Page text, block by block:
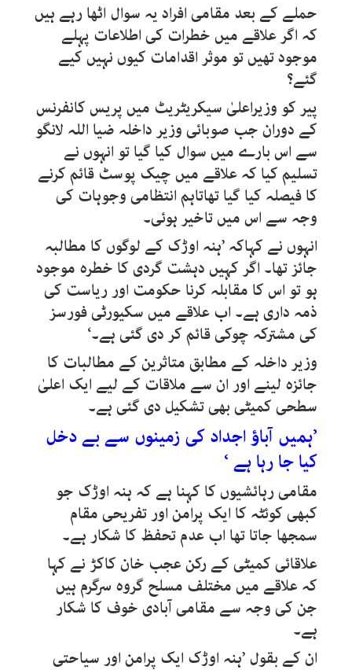
حملے کے بعد مقامی افراد یہ سوال اٹھا رہے ہیں
کہ اگر علاقے میں خطرات کی اطلاعات پہلے
موجود تھیں تو موثر اقدامات کیوں نہیں کیے
گئے؟
پیر کو وزیراعلیٰ سیکریٹریٹ میں پریس کانفرنس
کے دوران جب صوبائی وزیر داخلہ ضیا اللہ لانگو
سے اس بارے میں سوال کیا گیا تو انہوں نے
تسلیم کیا کہ علاقے میں چیک پوسٹ قائم کرنے
کا فیصلہ کیا گیا تھاتاہم انتظامی وجوہات کی
وجہ سے اس میں تاخیر ہوئی۔
انہوں نے کہاکہ ’ہنہ اوڑک کے لوگوں کا مطالبہ
جائز تھا۔ اگر کہیں دہشت گردی کا خطرہ موجود
ہو تو اس کا مقابلہ کرنا حکومت اور ریاست کی
ذمہ داری ہے۔ اب علاقے میں سکیورٹی فورسز
کی مشترکہ چوکی قائم کر دی گئی ہے۔‘
وزیر داخلہ کے مطابق متاثرین کے مطالبات کا
جائزہ لینے اور ان سے ملاقات کے لیے ایک اعلیٰ
سطحی کمیٹی بھی تشکیل دی گئی ہے۔
’ہمیں آباؤ اجداد کی زمینوں سے بے دخل
کیا جا رہا ہے ‘
مقامی رہائشیوں کا کہنا ہے کہ ہنہ اوڑک جو
کبھی کوئٹہ کا ایک پرامن اور تفریحی مقام
سمجھا جاتا تھا اب عدم تحفظ کا شکار ہے۔
علاقائی کمیٹی کے رکن عجب خان کاکڑ نے کہا
کہ علاقے میں مختلف مسلح گروہ سرگرم ہیں
جن کی وجہ سے مقامی آبادی خوف کا شکار
ہے۔
ان کے بقول ’ہنہ اوڑک ایک پرامن اور سیاحتی